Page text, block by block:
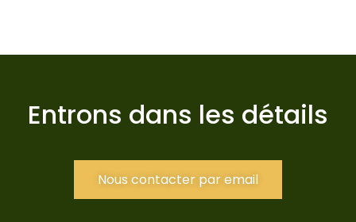
Entrons dans les détails
Nous contacter par email